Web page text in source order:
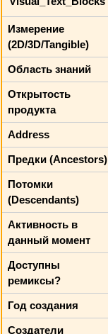
Измерение
(2D/3D/Tangible)
Область знаний
Открытость
продукта
Address
Предки (Ancestors)
Потомки
(Descendants)
Активность в
данный момент
Доступны
ремиксы?
Год создания
Создатели